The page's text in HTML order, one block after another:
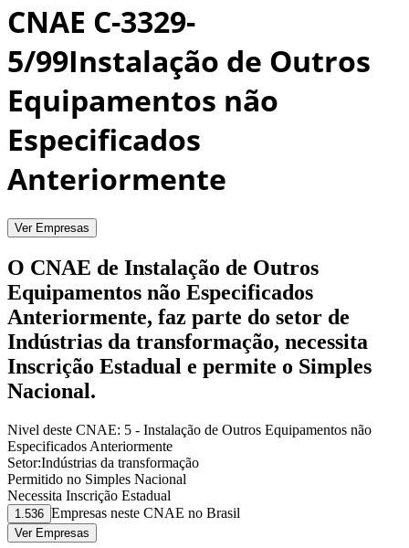
CNAE C-3329-
5/99Instalação de Outros
Equipamentos não
Especificados
Anteriormente
Ver Empresas
O CNAE de Instalação de Outros
Equipamentos não Especificados
Anteriormente, faz parte do setor de
Indústrias da transformação, necessita
Inscrição Estadual e permite o Simples
Nacional.
Nivel deste CNAE: 5 - Instalação de Outros Equipamentos não
Especificados Anteriormente
Setor:Indústrias da transformação
Permitido no Simples Nacional
Necessita Inscrição Estadual
1.536 Empresas neste CNAE no Brasil
Ver Empresas